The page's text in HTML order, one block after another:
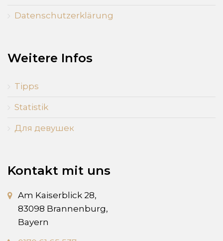
Datenschutzerklärung
Weitere Infos
Tipps
Statistik
Для девушек
Kontakt mit uns
Am Kaiserblick 28,
83098 Brannenburg,
Bayern